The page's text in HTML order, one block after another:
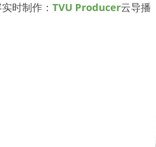
时制作： TVU Producer云导播